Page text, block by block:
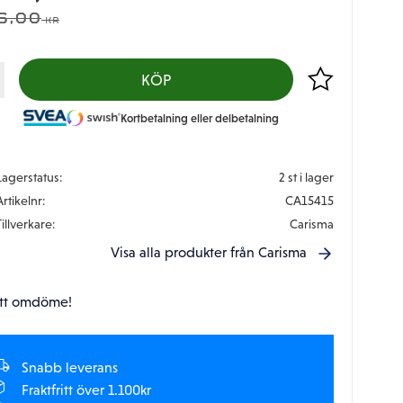
PRIS:
KR
KÖP Lägg till i
Kortbetalning eller delbetalning
2 st i lager
CA15415
Carisma
Visa alla produkter från Carisma
omdöme!
Snabb leverans
Fraktfritt över 1.100kr